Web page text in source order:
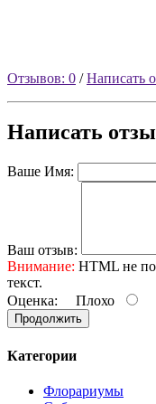
Отзывов: 0 /Написать
Написать
Ваше Имя:
Ваш отзыв:
Внимание: HTML не
текст.
Оценка: Плохо
Продолжить
Категории
Флорариумы